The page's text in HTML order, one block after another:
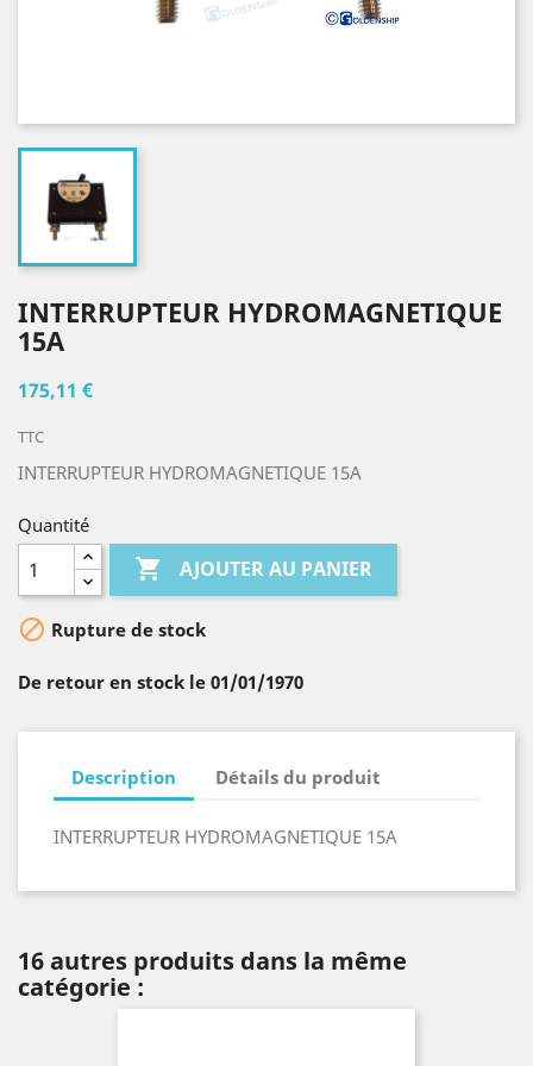
INTERRUPTEUR HYDROMAGNETIQUE
15A
175,11 €
TTC
INTERRUPTEUR HYDROMAGNETIQUE 15A
Quantité
 AJOUTER AU PANIER
 Rupture de stock
De retour en stock le 01/01/1970
Description Détails du produit
INTERRUPTEUR HYDROMAGNETIQUE 15A
16 autres produits dans la même
catégorie :